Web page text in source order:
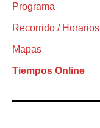
Programa
Recorrido / Horarios
Mapas
Tiempos Online